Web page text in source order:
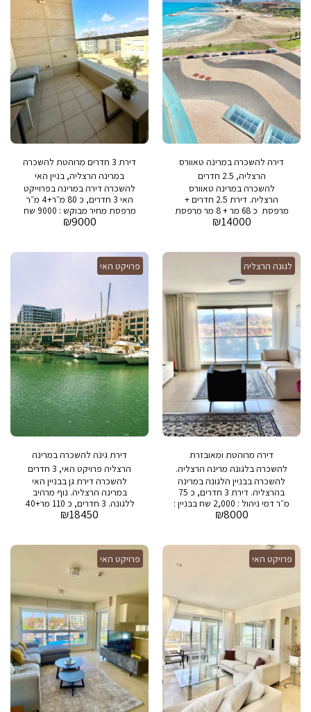
ומקלחות. - גינה פרטית ומטופחת
בגודל 100 מ"ר עם נוף לים. תנאי
ההשכרה: - תקופת השכרה
מינימלית 12 חודשים - מחיר
השכרה: 13,000 ש"ח לחודש -
דמי אחזקה חודשיים: 2,000 ש"ח
חדר כושר מאובזר - חניה - שמירה
24/7 אנא צרו קשר עבור סיור
בדירה או פרטים נוספים.
דירה להשכרה במרינה טאוורס
הרצליה, 2.5 חדרים
להשכרה במרינה טאוורס
הרצליה. דירת 2.5 חדרים +
מרפסת כ 68 מר + 8 מר מרפסת
₪14000
דירת 3 חדרים מרוהטת להשכרה
במרינה הרצליה, בניין האי
להשכרה דירה במרינה בפרוייקט
האי 3 חדרים, כ 80 מ״ר+4 מ״ר
מרפסת מחיר מבוקש : 9000 שח
₪9000
לגונה הרצליה
דירה מרוהטת ומאובזרת
להשכרה בלגונה מרינה הרצליה.
3 חדרים
להשכרה בבניין הלגונה במרינה
בהרצליה. דירת 3 חדרים, כ 75
מ״ר דמי ניהול : 2,000 שח בבניין :
בריכת שחיה , חדר כושר, חניה
₪8000
פרויקט האי
דירת גינה להשכרה במרינה
הרצליה פרויקט האי, 3 חדרים
להשכרה דירת גן בבניין האי
במרינה הרצליה. נוף מרהיב
ללגונה. 3 חדרים, כ 110 מר+40
חניה ושמירה 24/7
₪18450
פרויקט האי פרויקט האי